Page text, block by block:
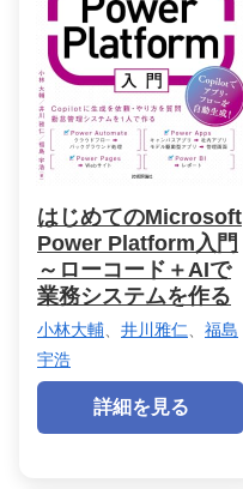
はじめてのMicrosoft
Power Platform入門
～ローコード＋AIで
業務システムを作る
小林大輔 井川雅仁
福島
宇浩
詳細を見る